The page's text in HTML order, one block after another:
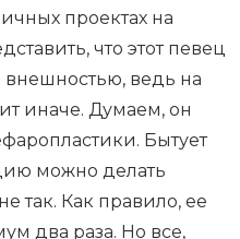
проектах на
что этот певец
внешностью, ведь на
иначе. Думаем, он
Бытует
можно делать
так. Как правило, ее
два раза. Но все,